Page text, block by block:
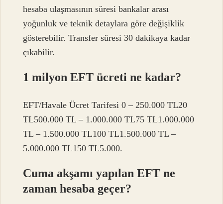
hesaba ulaşmasının süresi bankalar arası
yoğunluk ve teknik detaylara göre değişiklik
gösterebilir. Transfer süresi 30 dakikaya kadar
çıkabilir.
1 milyon EFT ücreti ne kadar?
EFT/Havale Ücret Tarifesi 0 – 250.000 TL20
TL500.000 TL – 1.000.000 TL75 TL1.000.000
TL – 1.500.000 TL100 TL1.500.000 TL –
5.000.000 TL150 TL5.000.
Cuma akşamı yapılan EFT ne
zaman hesaba geçer?